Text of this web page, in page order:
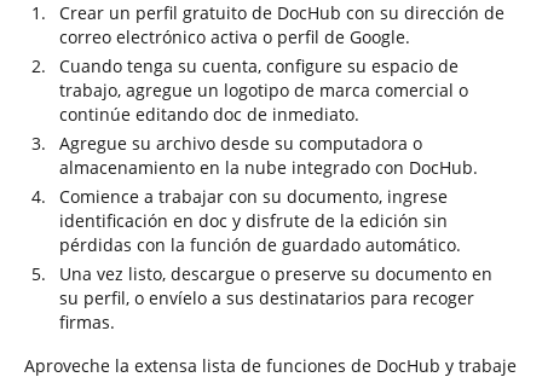
Crear un perfil gratuito de DocHub con su dirección de
correo electrónico activa o perfil de Google.
Cuando tenga su cuenta, configure su espacio de
trabajo, agregue un logotipo de marca comercial o
continúe editando doc de inmediato.
Agregue su archivo desde su computadora o
almacenamiento en la nube integrado con DocHub.
Comience a trabajar con su documento, ingrese
identificación en doc y disfrute de la edición sin
pérdidas con la función de guardado automático.
Una vez listo, descargue o preserve su documento en
su perfil, o envíelo a sus destinatarios para recoger
firmas.
Aproveche la extensa lista de funciones de DocHub y trabaje